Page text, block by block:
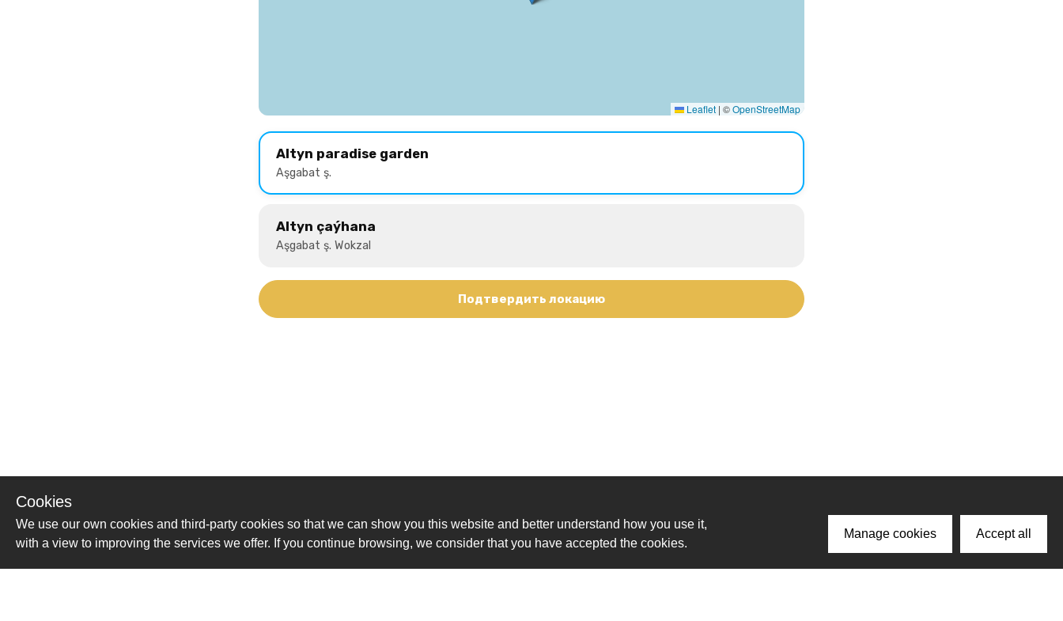
Leaflet | ©OpenStreetMap
Altyn paradise garden
Aşgabat ş.
Altyn çaýhana
Aşgabat ş. Wokzal
Подтвердить локацию
Cookies
We use our own cookies and third-party cookies so that we can show you this website and better understand how you use it,
with a view to improving the services we offer. If you continue browsing, we consider that you have accepted the cookies.
Manage cookies Accept all